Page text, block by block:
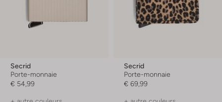
Secrid
Porte-monnaie
€ 54,99
Secrid
Porte-monnaie
€ 69,99